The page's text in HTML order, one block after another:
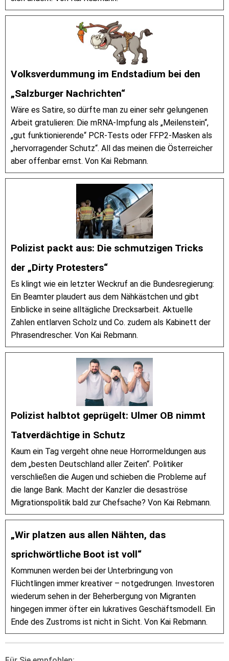
Volksverdummung im Endstadium bei den
„Salzburger Nachrichten“
Wäre es Satire, so dürfte man zu einer sehr gelungenen
Arbeit gratulieren: Die mRNA-Impfung als „Meilenstein“,
„gut funktionierende“ PCR-Tests oder FFP2-Masken als
„hervorragender Schutz“. All das meinen die Österreicher
aber offenbar ernst. Von Kai Rebmann.
Polizist packt aus: Die schmutzigen Tricks
der „Dirty Protesters“
Es klingt wie ein letzter Weckruf an die Bundesregierung:
Ein Beamter plaudert aus dem Nähkästchen und gibt
Einblicke in seine alltägliche Drecksarbeit. Aktuelle
Zahlen entlarven Scholz und Co. zudem als Kabinett der
Phrasendrescher. Von Kai Rebmann.
Polizist halbtot geprügelt: Ulmer OB nimmt
Tatverdächtige in Schutz
Kaum ein Tag vergeht ohne neue Horrormeldungen aus
dem „besten Deutschland aller Zeiten“. Politiker
verschließen die Augen und schieben die Probleme auf
die lange Bank. Macht der Kanzler die desaströse
Migrationspolitik bald zur Chefsache? Von Kai Rebmann.
„Wir platzen aus allen Nähten, das
sprichwörtliche Boot ist voll“
Kommunen werden bei der Unterbringung von
Flüchtlingen immer kreativer – notgedrungen. Investoren
wiederum sehen in der Beherbergung von Migranten
hingegen immer öfter ein lukratives Geschäftsmodell. Ein
Ende des Zustroms ist nicht in Sicht. Von Kai Rebmann.